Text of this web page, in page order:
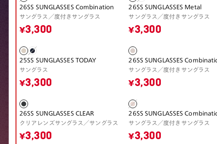
26SS SUNGLASSES Combination
サングラス／度付きサングラス
¥3,300
26SS SUNGLASSES Metal
サングラス／度付きサングラス
¥3,300
25SS SUNGLASSES TODAY
サングラス
¥3,300
26SS SUNGLASSES
サングラス／度付きサングラス
¥3,300
26SS SUNGLASSES CLEAR
クリアレンズサングラス／サングラス
¥3,300
26SS SUNGLASSES
サングラス／度付きサングラス
¥3,300